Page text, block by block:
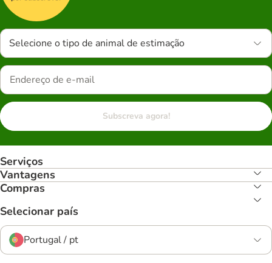
Selecione o tipo de animal de estimação
Subscreva agora!
Serviços
Vantagens
Compras
Selecionar país
Portugal / pt